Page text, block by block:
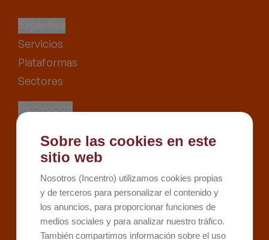
Servicios
Plataformas
Sectores
Innovación
Recursos
Kit Digital
Kit Consulting
Sobre Incentro
Conócenos
Sobre las cookies en este
sitio web
Nosotros (Incentro) utilizamos cookies propias
y de terceros para personalizar el contenido y
los anuncios, para proporcionar funciones de
medios sociales y para analizar nuestro tráfico.
También compartimos información sobre el uso